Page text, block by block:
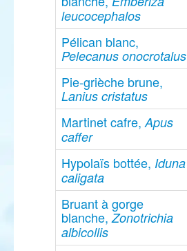
leucocephalos
Pélican blanc,
Pelecanus onocrotalus
Pie-grièche brune,
Lanius cristatus
Martinet cafre,Apus
caffer
Hypolaïs bottée, Iduna
caligata
Bruant à gorge
blanche,Zonotrichia
albicollis